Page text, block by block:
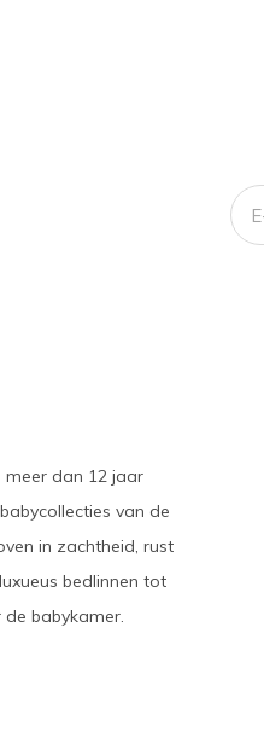
meer dan 12 jaar
van de
in zachtheid, rust
bedlinnen tot
babykamer.